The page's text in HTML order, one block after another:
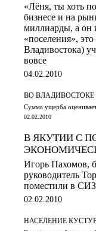
«Лёня, ты хоть
бизнесе и на
миллиарды, а он
«поселения»,
Владивостока)
вовсе
04.02.2010
ВО
Сумма ущерба
02.02.2010
В ЯКУТИИ С
Игорь Пахомов,
руководитель
поместили в
02.02.2010
НАСЕЛЕНИЕ